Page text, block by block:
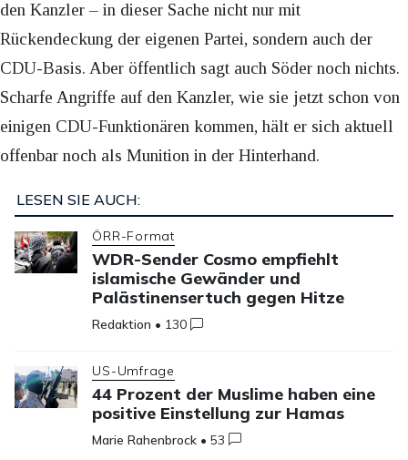
den Kanzler – in dieser Sache nicht nur mit
Rückendeckung der eigenen Partei, sondern auch der
CDU-Basis. Aber öffentlich sagt auch Söder noch nichts.
Scharfe Angriffe auf den Kanzler, wie sie jetzt schon von
einigen CDU-Funktionären kommen, hält er sich aktuell
offenbar noch als Munition in der Hinterhand.
LESEN SIE AUCH:
ÖRR-Format
WDR-Sender Cosmo empfiehlt
islamische Gewänder und
Palästinensertuch gegen Hitze
Redaktion • 130
US-Umfrage
44 Prozent der Muslime haben eine
positive Einstellung zur Hamas
Marie Rahenbrock •53